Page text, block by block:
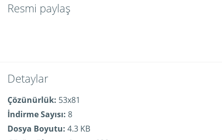
Resmi paylaş
Detaylar
Çözünürlük: 53x81
İndirme Sayısı: 8
Dosya Boyutu: 4.3 KB